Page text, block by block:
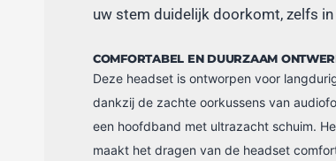
uw stem duidelijk doorkomt, zelfs
COMFORTABEL EN DUURZAAM
Deze headset is ontworpen voor
dankzij de zachte oorkussens van
een hoofdband met ultrazacht schuim.
maakt het dragen van de headset